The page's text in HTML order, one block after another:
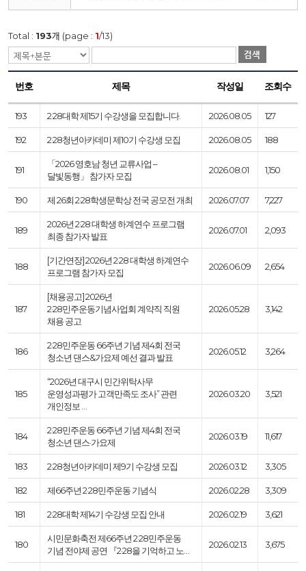
Total : 193개 (page : 1/13)
검색
번호 제목 작성일 조회수
193 2·28대학 제15기 수강생을 모집합니다. 2026.08.05 127
192 2·28청년아카데미 제10기 수강생 모집 2026.08.05 188
191
「2026 영호남 청년 교류사업 –
달빛동행」 참가자 모집
2026.08.01 1,150
190 제 26회 2·28학생문학상 전국 공모전 개최 2026.07.07 7,227
189
2026년 2·28 대학생 하계연수 프로그램
최종 참가자 발표
2026.07.01 2,093
188
[기간연장] 2026년 2·28 대학생 하계연수
프로그램 참가자 모집
2026.06.09 2,654
187
[채용공고] 2026년
2·28민주운동기념사업회 계약직 직원
채용 공고
2026.05.28 3,142
186
2·28민주운동 66주년 기념 제4회 전국
청소년 댄스&가요제 예선 결과 발표
2026.05.12 3,264
185
“2026년 대구시 민간위탁사무
운영성과평가 고객만족도 조사” 관련
개인정보 …
2026.03.20 3,521
184
2·28민주운동 66주년 기념 제4회 전국
청소년 댄스·가요제
2026.03.19 11,617
183 2·28청년아카데미 제9기 수강생 모집 2026.03.12 3,305
182 제66주년 2·28민주운동 기념식 2026.02.28 3,309
181 2·28대학 제14기 수강생 모집 안내 2026.02.19 3,621
180
시민문화축전 제66주년 2·28민주운동
기념 전야제 공연 『2·28을 기억하고 노…
2026.02.13 3,675